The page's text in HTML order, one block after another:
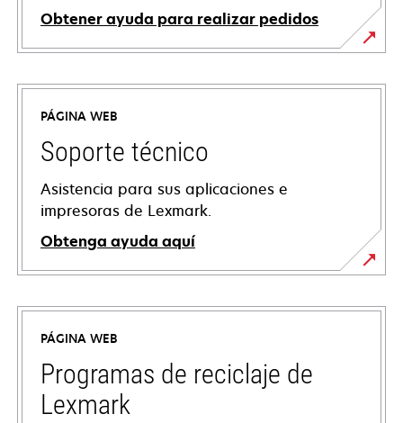
Obtener ayuda para realizar pedidos
PÁGINA WEB
Soporte técnico
Asistencia para sus aplicaciones e
impresoras de Lexmark.
Obtenga ayuda aquí
se
abre
una
pestaña
nueva
PÁGINA WEB
Programas de reciclaje de
Lexmark